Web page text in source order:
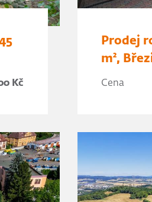
Kč
Prodej
m²,
Cena